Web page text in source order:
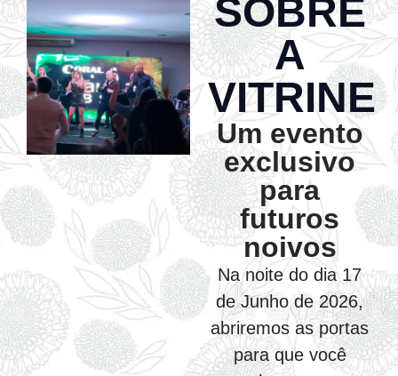
SOBRE
A
VITRINE
Um evento
exclusivo
para
futuros
noivos
Na noite do dia 17
de Junho de 2026,
abriremos as portas
para que você